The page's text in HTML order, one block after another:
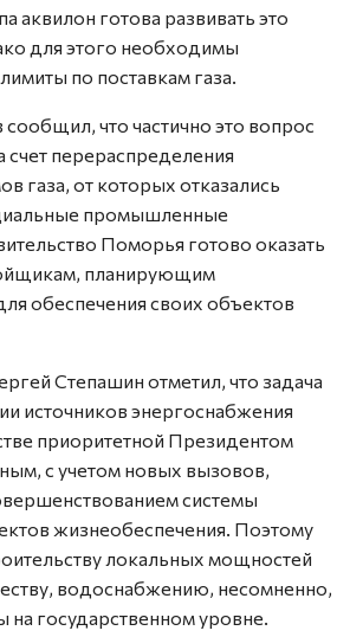
аквилон готова развивать это
для этого необходимы
по поставкам газа.
что частично это вопрос
счет перераспределения
газа, от которых отказались
промышленные
Поморья готово оказать
планирующим
обеспечения своих объектов
Степашин отметил, что задача
источников энергоснабжения
приоритетной Президентом
с учетом новых вызовов,
системы
жизнеобеспечения. Поэтому
локальных мощностей
водоснабжению, несомненно,
государственном уровне.